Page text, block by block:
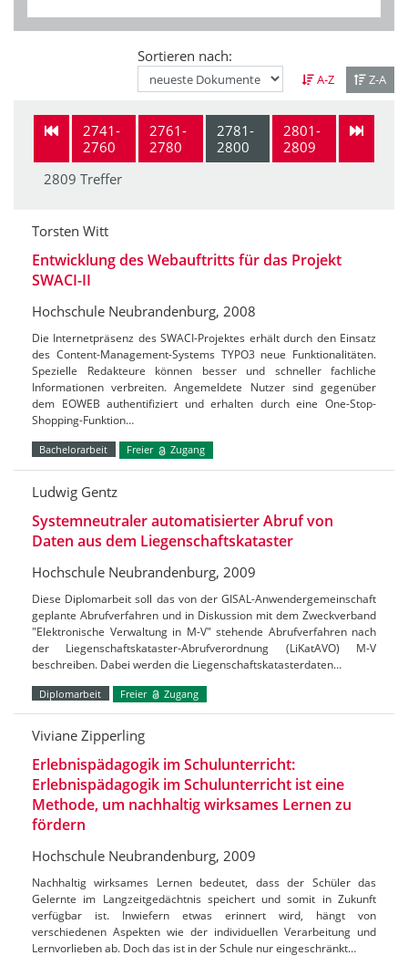
Sortieren nach:
A-Z Z-A
2741-
2760
2761-
2780
2781-
2800
2801-
2809
2809 Treffer
Torsten Witt
Entwicklung des Webauftritts für das Projekt
SWACI-II
Hochschule Neubrandenburg, 2008
Die Internetpräsenz des SWACI-Projektes erhält durch den Einsatz
des Content-Management-Systems TYPO3 neue Funktionalitäten.
Spezielle Redakteure können besser und schneller fachliche
Informationen verbreiten. Angemeldete Nutzer sind gegenüber
dem EOWEB authentifiziert und erhalten durch eine One-Stop-
Shopping-Funktion…
Bachelorarbeit Freier Zugang
Ludwig Gentz
Systemneutraler automatisierter Abruf von
Daten aus dem Liegenschaftskataster
Hochschule Neubrandenburg, 2009
Diese Diplomarbeit soll das von der GISAL-Anwendergemeinschaft
geplante Abrufverfahren und in Diskussion mit dem Zweckverband
"Elektronische Verwaltung in M-V" stehende Abrufverfahren nach
der Liegenschaftskataster-Abrufverordnung (LiKatAVO) M-V
beschreiben. Dabei werden die Liegenschaftskatasterdaten…
Diplomarbeit Freier Zugang
Viviane Zipperling
Erlebnispädagogik im Schulunterricht:
Erlebnispädagogik im Schulunterricht ist eine
Methode, um nachhaltig wirksames Lernen zu
fördern
Hochschule Neubrandenburg, 2009
Nachhaltig wirksames Lernen bedeutet, dass der Schüler das
Gelernte im Langzeitgedächtnis speichert und somit in Zukunft
verfügbar ist. Inwiefern etwas erinnert wird, hängt von
verschiedenen Aspekten wie der individuellen Verarbeitung und
Lernvorlieben ab. Doch das ist in der Schule nur eingeschränkt…